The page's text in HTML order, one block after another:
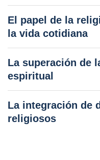
El papel de la
la vida cotidiana
La superación de
espiritual
La integración de
religiosos